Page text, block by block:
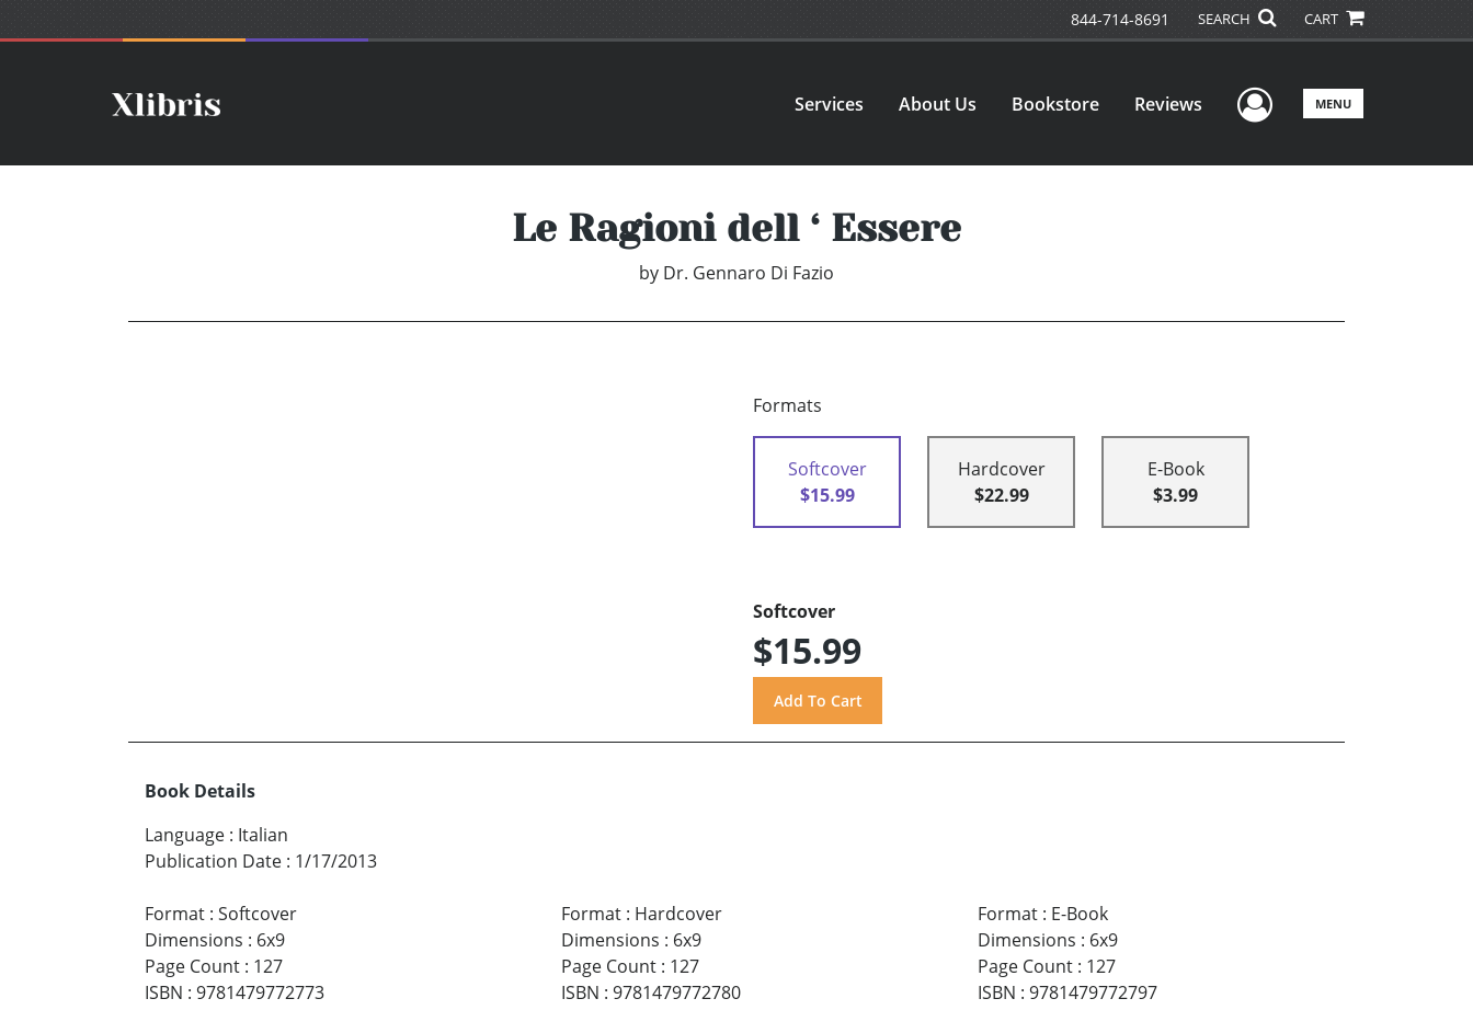
844-714-8691 SEARCH CART
Services About Us Bookstore Reviews User Menu
MENU
Le Ragioni dell ‘ Essere
by Dr. Gennaro Di Fazio
Formats
Softcover
$15.99
Hardcover
$22.99
E-Book
$3.99
Softcover
$15.99
Book Details
Language : Italian
Publication Date : 1/17/2013
Format : Softcover
Dimensions : 6x9
Page Count : 127
ISBN : 9781479772773
Format: Hardcover
Dimensions : 6x9
Page Count: 127
ISBN : 9781479772780
Format: E-Book
Dimensions : 6x9
Page Count: 127
ISBN : 9781479772797